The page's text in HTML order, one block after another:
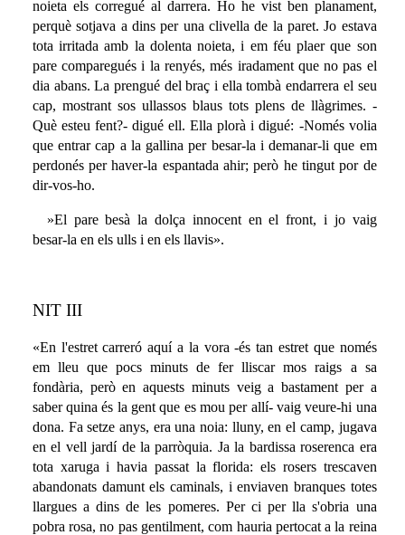
noieta els corregué al darrera. Ho he vist ben planament,
perquè sotjava a dins per una clivella de la paret. Jo estava
tota irritada amb la dolenta noieta, i em féu plaer que son
pare comparegués i la renyés, més iradament que no pas el
dia abans. La prengué del braç i ella tombà endarrera el seu
cap, mostrant sos ullassos blaus tots plens de llàgrimes. -
Què esteu fent?- digué ell. Ella plorà i digué: -Només volia
que entrar cap a la gallina per besar-la i demanar-li que em
perdonés per haver-la espantada ahir; però he tingut por de
dir-vos-ho.
»El pare besà la dolça innocent en el front, i jo vaig
besar-la en els ulls i en els llavis».
NIT III
«En l'estret carreró aquí a la vora -és tan estret que només
em lleu que pocs minuts de fer lliscar mos raigs a sa
fondària, però en aquests minuts veig a bastament per a
saber quina és la gent que es mou per allí- vaig veure-hi una
dona. Fa setze anys, era una noia: lluny, en el camp, jugava
en el vell jardí de la parròquia. Ja la bardissa roserenca era
tota xaruga i havia passat la florida: els rosers trescaven
abandonats damunt els caminals, i enviaven branques totes
llargues a dins de les pomeres. Per ci per lla s'obria una
pobra rosa, no pas gentilment, com hauria pertocat a la reina